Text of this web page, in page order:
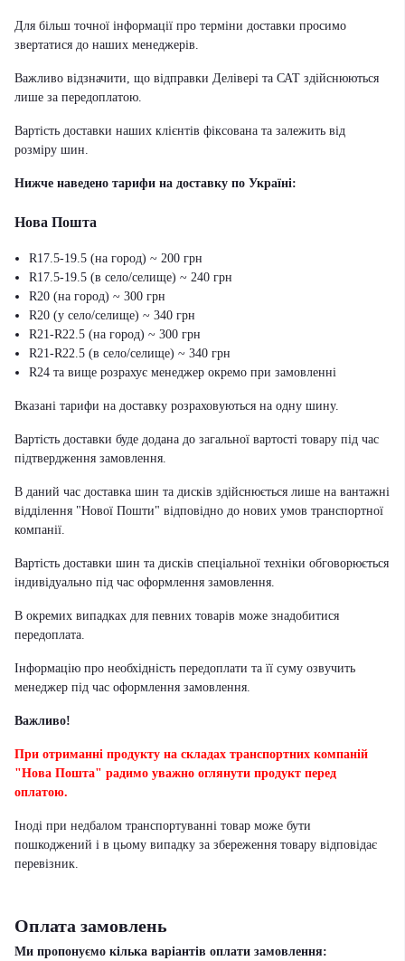
Для більш точної інформації про терміни доставки просимо
звертатися до наших менеджерів.
Важливо відзначити, що відправки Делівері та САТ здійснюються
лише за передоплатою.
Вартість доставки наших клієнтів фіксована та залежить від
розміру шин.
Нижче наведено тарифи на доставку по Україні:
Нова Пошта
R17.5-19.5 (на город) ~ 200 грн
R17.5-19.5 (в село/селище) ~ 240 грн
R20 (на город) ~ 300 грн
R20 (у село/селище) ~ 340 грн
R21-R22.5 (на город) ~ 300 грн
R21-R22.5 (в село/селище) ~ 340 грн
R24 та вище розрахує менеджер окремо при замовленні
Вказані тарифи на доставку розраховуються на одну шину.
Вартість доставки буде додана до загальної вартості товару під час
підтвердження замовлення.
В даний час доставка шин та дисків здійснюється лише на вантажні
відділення "Нової Пошти" відповідно до нових умов транспортної
компанії.
Вартість доставки шин та дисків спеціальної техніки обговорюється
індивідуально під час оформлення замовлення.
В окремих випадках для певних товарів може знадобитися
передоплата.
Інформацію про необхідність передоплати та її суму озвучить
менеджер під час оформлення замовлення.
Важливо!
При отриманні продукту на складах транспортних компаній
"Нова Пошта" радимо уважно оглянути продукт перед
оплатою.
Іноді при недбалом транспортуванні товар може бути
пошкоджений і в цьому випадку за збереження товару відповідає
перевізник.
Оплата замовлень
Ми пропонуємо кілька варіантів оплати замовлення: